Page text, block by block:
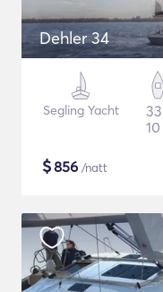
Dehler 34
Segling Yacht
$856 /natt